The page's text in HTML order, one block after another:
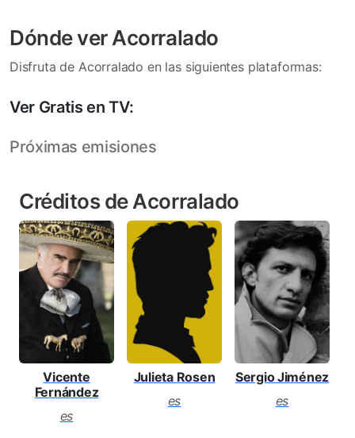
Dónde ver Acorralado
Disfruta de Acorralado en las siguientes plataformas:
Ver Gratis en TV:
Próximas emisiones
Créditos de Acorralado
Vicente
Fernández
es
Julieta Rosen
es
Sergio Jiménez
es